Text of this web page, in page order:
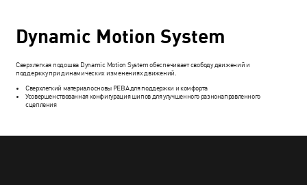
Dynamic Motion System
Сверхлегкая подошва Dynamic Motion System обеспечивает свободу движений и
поддержку при динамических изменениях движений.
Сверхлегкий материал основы PEBA для поддержки и комфорта
Усовершенствованная конфигурация шипов для улучшенного разнонаправленного
сцепления